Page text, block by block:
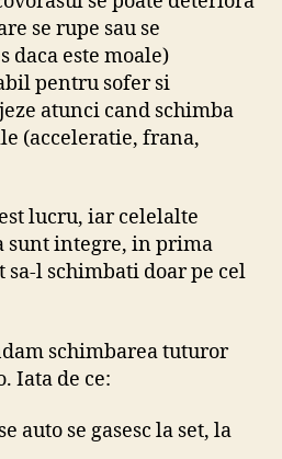
se rupe sau se
daca este moale)
pentru sofer si
atunci cand schimba
(acceleratie, frana,
lucru, iar celelalte
sunt integre, in prima
l schimbati doar pe cel
schimbarea tuturor
Iata de ce:
auto se gasesc la set, la